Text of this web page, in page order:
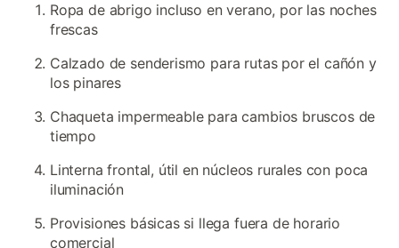
Ropa de abrigo incluso en verano, por las noches
frescas
Calzado de senderismo para rutas por el cañón y
los pinares
Chaqueta impermeable para cambios bruscos de
tiempo
Linterna frontal, útil en núcleos rurales con poca
iluminación
Provisiones básicas si llega fuera de horario
comercial